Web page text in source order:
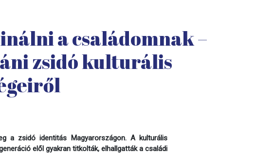
a családomnak –
zsidó kulturális
a zsidó identitás Magyarországon. A kulturális
elől gyakran titkolták, elhallgatták a családi